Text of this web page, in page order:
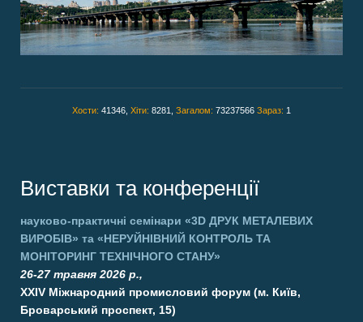
Хости: 41346, Хіти: 8281, Загалом: 73237566 Зараз: 1
Виставки та конференції
науково-практичні семінари «3D ДРУК МЕТАЛЕВИХ
ВИРОБІВ» та «НЕРУЙНІВНИЙ КОНТРОЛЬ ТА
МОНІТОРИНГ ТЕХНІЧНОГО СТАНУ»
26-27 травня 2026 р.,
XXIV Міжнародний промисловий форум (м. Київ,
Броварський проспект, 15)